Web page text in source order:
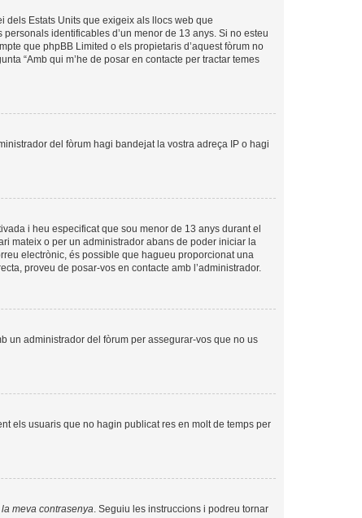
dels Estats Units que exigeix als llocs web que
identificables d’un menor de 13 anys. Si no esteu
que phpBB Limited o els propietaris d’aquest fòrum no
“Amb qui m’he de posar en contacte per tractar temes
del fòrum hagi bandejat la vostra adreça IP o hagi
i heu especificat que sou menor de 13 anys durant el
mateix o per un administrador abans de poder iniciar la
electrònic, és possible que hagueu proporcionat una
proveu de posar-vos en contacte amb l’administrador.
un administrador del fòrum per assegurar-vos que no us
els usuaris que no hagin publicat res en molt de temps per
meva contrasenya . Seguiu les instruccions i podreu tornar